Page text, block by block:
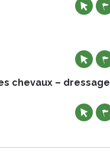
chevaux – dressage